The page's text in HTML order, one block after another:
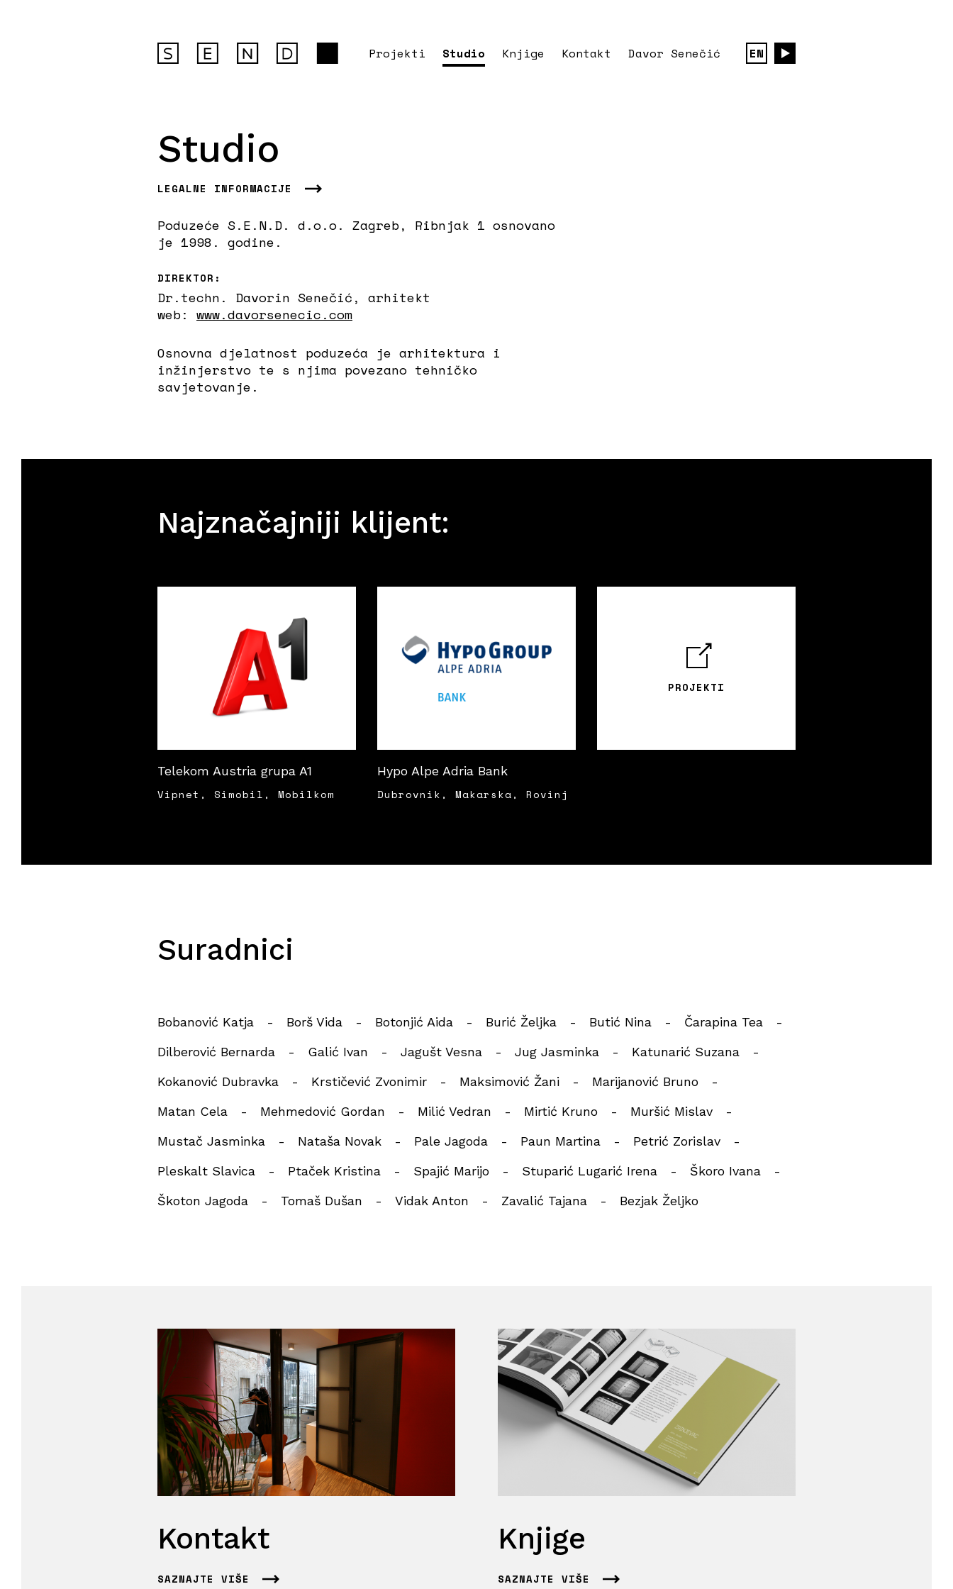
Projekti Studio Knjige Kontakt Davor Senečić EN
Studio
LEGALNE INFORMACIJE
Poduzeće S.E.N.D. d.o.o. Zagreb, Ribnjak 1 osnovano
je 1998. godine.
DIREKTOR:
Dr.techn. Davorin Senečić, arhitekt
web: www.davorsenecic.com
Osnovna djelatnost poduzeća je arhitektura i
inžinjerstvo te s njima povezano tehničko
savjetovanje.
Najznačajniji klijent:
Telekom Austria grupa A1
Vipnet, Simobil, Mobilkom
Hypo Alpe Adria Bank
Dubrovnik, Makarska, Rovinj
PROJEKTI
Suradnici
Bobanović Katja Borš Vida Botonjić Aida Burić Željka Butić Nina
Čarapina Tea
Dilberović Bernarda
Galić Ivan Jagušt Vesna Jug Jasminka
Katunarić Suzana
Kokanović Dubravka
Krstičević Zvonimir Maksimović Žani
Marijanović Bruno
Matan Cela
Mehmedović Gordan Milić Vedran Mirtić Kruno
Muršić Mislav
Mustač Jasminka
Nataša Novak Pale Jagoda Paun Martina
Petrić Zorislav
Pleskalt Slavica
Ptaček Kristina Spajić Marijo Stuparić Lugarić Irena
Škoro Ivana
Škoton Jagoda
Tomaš Dušan Vidak Anton Zavalić Tajana Bezjak Željko
Kontakt
SAZNAJTE VIŠE
Knjige
SAZNAJTE VIŠE